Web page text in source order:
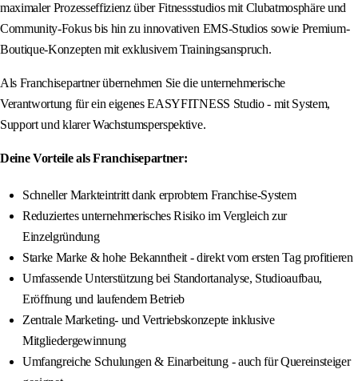
maximaler Prozesseffizienz über Fitnessstudios mit Clubatmosphäre und
Community-Fokus bis hin zu innovativen EMS-Studios sowie Premium-
Boutique-Konzepten mit exklusivem Trainingsanspruch.
Als Franchisepartner übernehmen Sie die unternehmerische
Verantwortung für ein eigenes EASYFITNESS Studio - mit System,
Support und klarer Wachstumsperspektive.
Deine Vorteile als Franchisepartner:
Schneller Markteintritt dank erprobtem Franchise-System
Reduziertes unternehmerisches Risiko im Vergleich zur
Einzelgründung
Starke Marke & hohe Bekanntheit - direkt vom ersten Tag profitieren
Umfassende Unterstützung bei Standortanalyse, Studioaufbau,
Eröffnung und laufendem Betrieb
Zentrale Marketing- und Vertriebskonzepte inklusive
Mitgliedergewinnung
Umfangreiche Schulungen & Einarbeitung - auch für Quereinsteiger